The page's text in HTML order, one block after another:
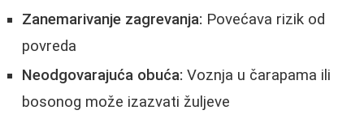
Zanemarivanje zagrevanja: Povećava rizik od
povreda
Neodgovarajuća obuća: Voznja u čarapama ili
bosonog može izazvati žuljeve